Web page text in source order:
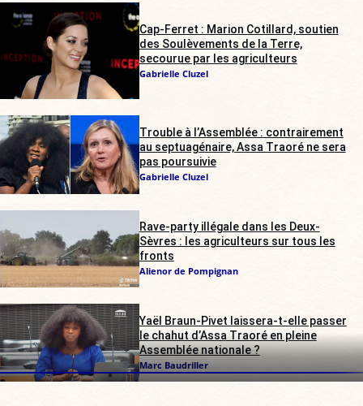
Cap-Ferret : Marion Cotillard, soutien
des Soulèvements de la Terre,
secourue par les agriculteurs
Gabrielle Cluzel
Trouble à l’Assemblée : contrairement
au septuagénaire, Assa Traoré ne sera
pas poursuivie
Gabrielle Cluzel
Rave-party illégale dans les Deux-
Sèvres : les agriculteurs sur tous les
fronts
Alienor de Pompignan
Yaël Braun-Pivet laissera-t-elle passer
le chahut d’Assa Traoré en pleine
Assemblée nationale ?
Marc Baudriller